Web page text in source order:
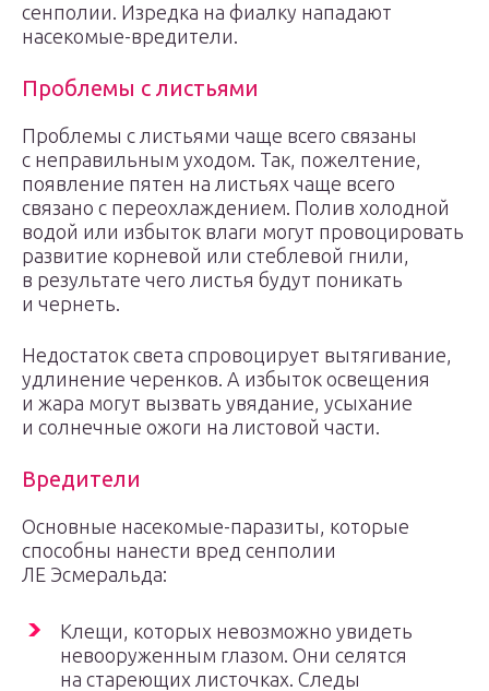
сенполии. Изредка на фиалку нападают
насекомые-вредители.
Проблемы с листьями
Проблемы с листьями чаще всего связаны
с неправильным уходом. Так, пожелтение,
появление пятен на листьях чаще всего
связано с переохлаждением. Полив холодной
водой или избыток влаги могут провоцировать
развитие корневой или стеблевой гнили,
в результате чего листья будут поникать
и чернеть.
Недостаток света спровоцирует вытягивание,
удлинение черенков. А избыток освещения
и жара могут вызвать увядание, усыхание
и солнечные ожоги на листовой части.
Вредители
Основные насекомые-паразиты, которые
способны нанести вред сенполии
ЛЕ Эсмеральда:
Клещи, которых невозможно увидеть
невооруженным глазом. Они селятся
на стареющих листочках. Следы